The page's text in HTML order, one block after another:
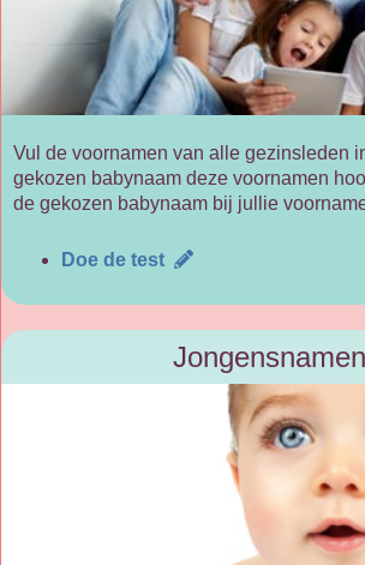
Vul de voornamen van alle gezinsleden
gekozen babynaam deze voornamen
de gekozen babynaam bij jullie
Doe de test
Jongensnamen